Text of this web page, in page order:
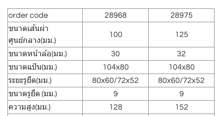
order code 28968
28975
ขนาดเส้นผ่า
ศูนย์กลาง(มม.)
100 125
ขนาดหน้าล้อ(มม.) 30
32
ขนาดแป้น(มม.)
104x80
104x80
ระยะรูยึด(มม.)
80x60/72x52
80x60/72x52
ขนาดรูยึด (มม.)
9
9
ความสูง(มม.)
128
152